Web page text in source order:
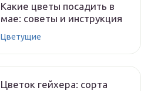
Какие цветы посадить в
мае: советы и инструкция
Цветущие
Цветок гейхера: сорта